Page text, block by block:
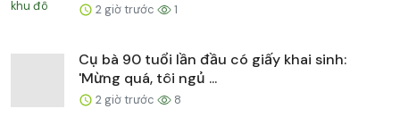
2 giờ trước 1
Cụ bà 90 tuổi lần đầu có giấy khai sinh:
'Mừng quá, tôi ngủ ...
2 giờ trước 8